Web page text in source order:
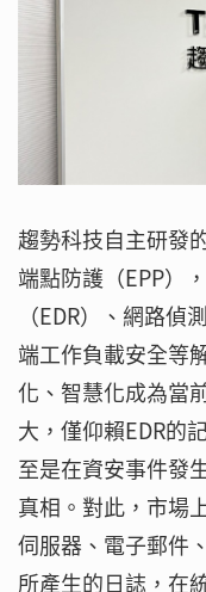
趨勢科技自主研發
端點防護（EPP）
（EDR）、網路
端工作負載安全等
化、智慧化成為當
大，僅仰賴EDR的
至是在資安事件發
真相。對此，市場
伺服器、電子郵件
所產生的日誌，在